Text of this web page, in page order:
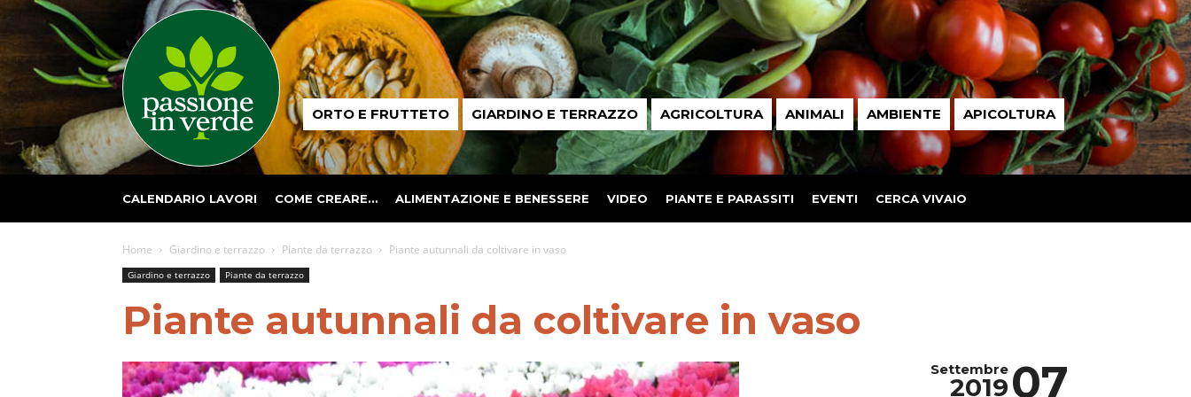
Passione
in ORTO E FRUTTETO GIARDINO E TERRAZZO AGRICOLTURA ANIMALI AMBIENTE APICOLTURA
CALENDARIO LAVORI COME CREARE… ALIMENTAZIONE E BENESSERE VIDEO PIANTE E PARASSITI EVENTI CERCA VIVAIO
Home Giardino e terrazzo Piante da terrazzo Piante autunnali da coltivare in vaso
Giardino e terrazzo Piante da terrazzo
Piante autunnali da coltivare in vaso
07
Settembre
2019